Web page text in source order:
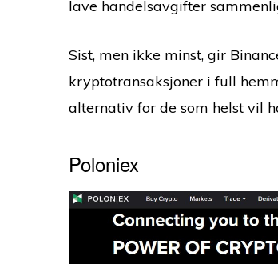
lave handelsavgifter
Sist, men ikke minst, gir
kryptotransaksjoner i full
alternativ for de som helst vil
Poloniex